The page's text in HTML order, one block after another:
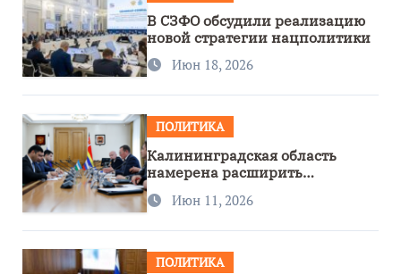
В СЗФО обсудили реализацию
новой стратегии нацполитики
Июн 18, 2026
ПОЛИТИКА
Калининградская область
намерена расширить
сотрудничество с Узбекистаном
Июн 11, 2026
ПОЛИТИКА